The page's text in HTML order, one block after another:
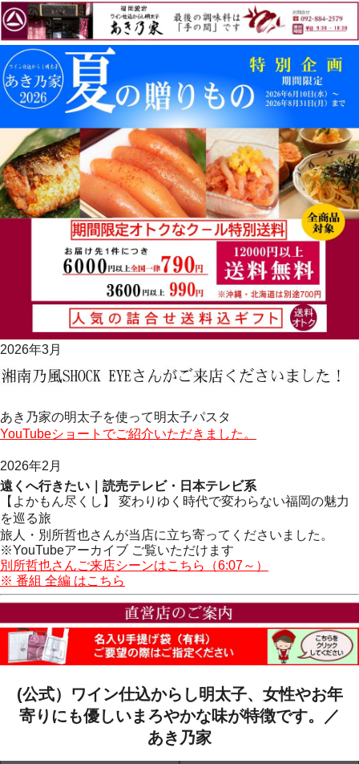
2026年3月
あき乃家の明太子を使って明太子パスタ
YouTubeショートでご紹介いただきました。
2026年2月
遠くへ行きたい｜読売テレビ・日本テレビ系
【よかもん尽くし】 変わりゆく時代で変わらない福岡の魅力
を巡る旅
旅人・別所哲也さんが当店に立ち寄ってくださいました。
※YouTubeアーカイブ ご覧いただけます
別所哲也さんご来店シーンはこちら（6:07～）
※ 番組 全編 はこちら
(公式）ワイン仕込からし明太子、女性やお年
寄りにも優しいまろやかな味が特徴です。／
あき乃家